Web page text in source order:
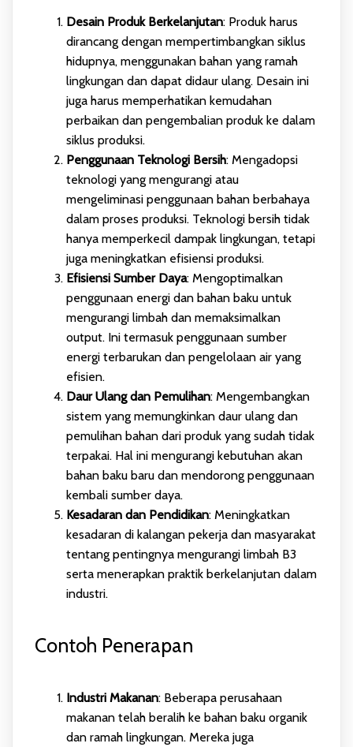
Desain Produk Berkelanjutan: Produk harus
dirancang dengan mempertimbangkan siklus
hidupnya, menggunakan bahan yang ramah
lingkungan dan dapat didaur ulang. Desain ini
juga harus memperhatikan kemudahan
perbaikan dan pengembalian produk ke dalam
siklus produksi.
Penggunaan Teknologi Bersih: Mengadopsi
teknologi yang mengurangi atau
mengeliminasi penggunaan bahan berbahaya
dalam proses produksi. Teknologi bersih tidak
hanya memperkecil dampak lingkungan, tetapi
juga meningkatkan efisiensi produksi.
Efisiensi Sumber Daya: Mengoptimalkan
penggunaan energi dan bahan baku untuk
mengurangi limbah dan memaksimalkan
output. Ini termasuk penggunaan sumber
energi terbarukan dan pengelolaan air yang
efisien.
Daur Ulang dan Pemulihan: Mengembangkan
sistem yang memungkinkan daur ulang dan
pemulihan bahan dari produk yang sudah tidak
terpakai. Hal ini mengurangi kebutuhan akan
bahan baku baru dan mendorong penggunaan
kembali sumber daya.
Kesadaran dan Pendidikan: Meningkatkan
kesadaran di kalangan pekerja dan masyarakat
tentang pentingnya mengurangi limbah B3
serta menerapkan praktik berkelanjutan dalam
industri.
Contoh Penerapan
Industri Makanan: Beberapa perusahaan
makanan telah beralih ke bahan baku organik
dan ramah lingkungan. Mereka juga